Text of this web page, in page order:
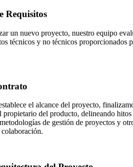
Requisitos
un nuevo proyecto, nuestro equipo
técnicos y no técnicos proporcionados
el alcance del proyecto,
propietario del producto, delineando hitos
de gestión de proyectos y